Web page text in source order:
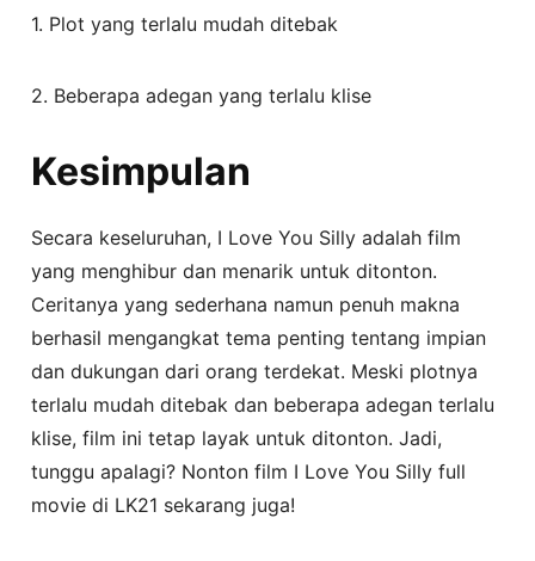
1. Plot yang terlalu mudah ditebak
2. Beberapa adegan yang terlalu klise
Kesimpulan
Secara keseluruhan, I Love You Silly adalah film
yang menghibur dan menarik untuk ditonton.
Ceritanya yang sederhana namun penuh makna
berhasil mengangkat tema penting tentang impian
dan dukungan dari orang terdekat. Meski plotnya
terlalu mudah ditebak dan beberapa adegan terlalu
klise, film ini tetap layak untuk ditonton. Jadi,
tunggu apalagi? Nonton film I Love You Silly full
movie di LK21 sekarang juga!